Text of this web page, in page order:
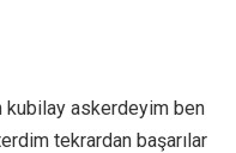
kubilay askerdeyim ben
tekrardan başarılar